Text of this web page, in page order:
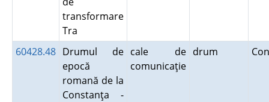
transformare
Tra
60428.48 Drumul de
epocă
romană de la
Constanţa -
cale de
comunicaţie
drum